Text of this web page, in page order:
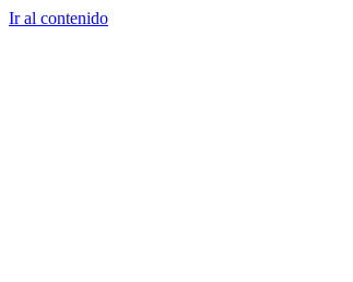
Ir al contenido